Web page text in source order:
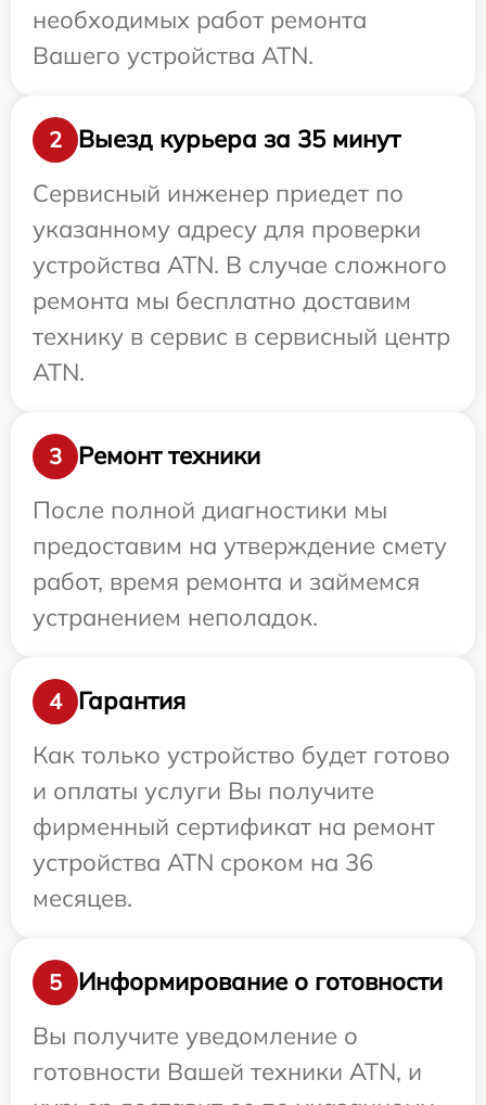
необходимых работ ремонта
Вашего устройства ATN.
2
Выезд курьера за 35 минут
Сервисный инженер приедет по
указанному адресу для проверки
устройства ATN. В случае сложного
ремонта мы бесплатно доставим
технику в сервис в сервисный центр
ATN.
3
Ремонт техники
После полной диагностики мы
предоставим на утверждение смету
работ, время ремонта и займемся
устранением неполадок.
4
Гарантия
Как только устройство будет готово
и оплаты услуги Вы получите
фирменный сертификат на ремонт
устройства ATN сроком на 36
месяцев.
5
Информирование о готовности
Вы получите уведомление о
готовности Вашей техники ATN, и